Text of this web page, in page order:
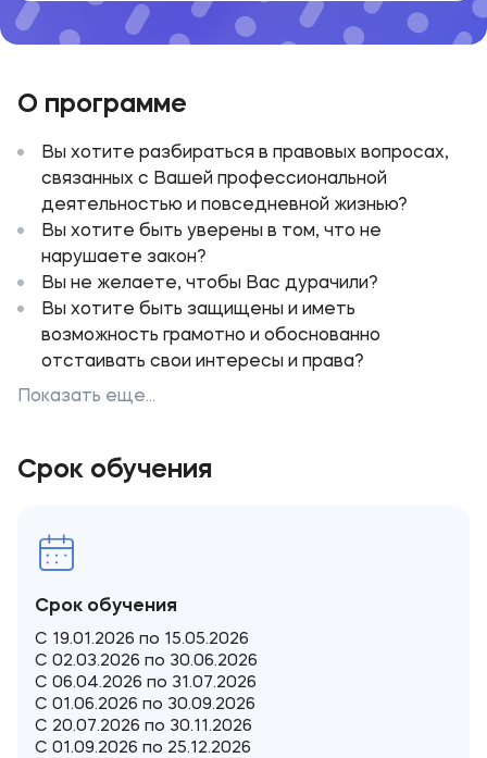
О программе
Вы хотите разбираться в правовых вопросах,
связанных с Вашей профессиональной
деятельностью и повседневной жизнью?
Вы хотите быть уверены в том, что не
нарушаете закон?
Вы не желаете, чтобы Вас дурачили?
Вы хотите быть защищены и иметь
возможность грамотно и обоснованно
отстаивать свои интересы и права?
Показать еще...
Срок обучения
Срок обучения
С 19.01.2026 по 15.05.2026
С 02.03.2026 по 30.06.2026
С 06.04.2026 по 31.07.2026
С 01.06.2026 по 30.09.2026
С 20.07.2026 по 30.11.2026
С 01.09.2026 по 25.12.2026